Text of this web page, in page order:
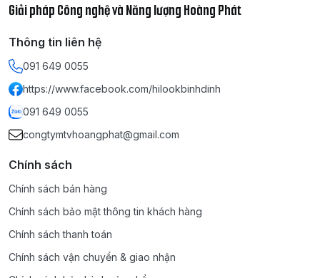
Giải pháp Công nghệ và Năng lượng Hoàng Phát
Thông tin liên hệ
091 649 0055
https://www.facebook.com/hilookbinhdinh
091 649 0055
congtymtvhoangphat@gmail.com
Chính sách
Chính sách bán hàng
Chính sách bảo mật thông tin khách hàng
Chính sách thanh toán
Chính sách vận chuyển & giao nhận